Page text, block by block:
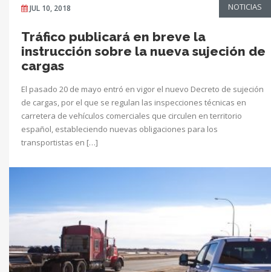
JUL 10, 2018 NOTICIAS
Tráfico publicará en breve la
instrucción sobre la nueva sujeción de
cargas
El pasado 20 de mayo entró en vigor el nuevo Decreto de sujeción
de cargas, por el que se regulan las inspecciones técnicas en
carretera de vehículos comerciales que circulen en territorio
español, estableciendo nuevas obligaciones para los
transportistas en […]